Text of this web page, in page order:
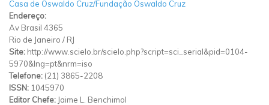
Casa de Oswaldo Cruz/Fundação Oswaldo Cruz
Endereço:
Av Brasil 4365
Rio de Janeiro / RJ
Site: http://www.scielo.br/scielo.php?script=sci_serial&pid=0104-
5970&lng=pt&nrm=iso
Telefone: (21) 3865-2208
ISSN: 1045970
Editor Chefe: Jaime L. Benchimol